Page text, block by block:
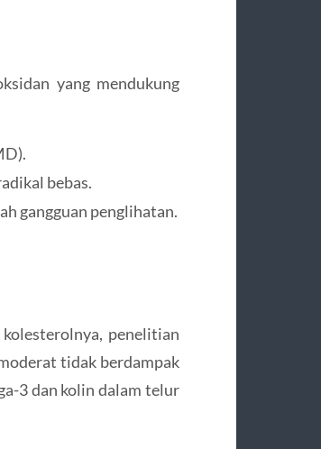
yang mendukung
bebas.
gangguan penglihatan.
penelitian
tidak berdampak
3 dan kolin dalam telur